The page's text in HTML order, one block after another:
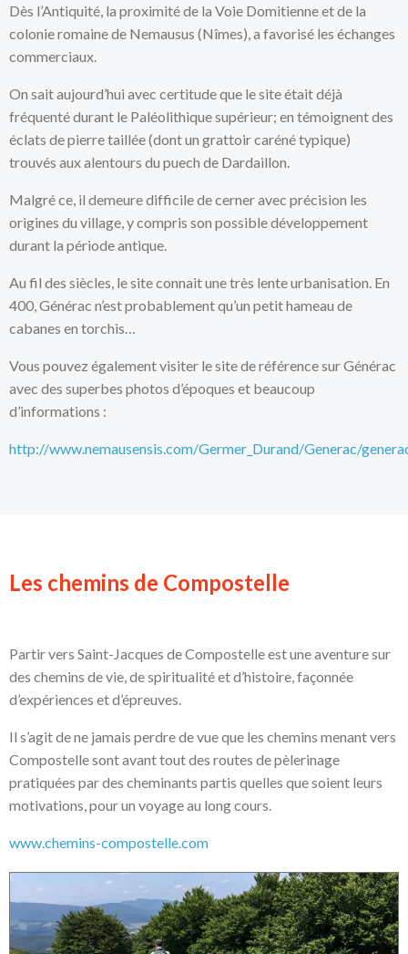
Dès l’Antiquité, la proximité de la Voie Domitienne et de la
colonie romaine de Nemausus (Nîmes), a favorisé les échanges
commerciaux.
On sait aujourd’hui avec certitude que le site était déjà
fréquenté durant le Paléolithique supérieur; en témoignent des
éclats de pierre taillée (dont un grattoir caréné typique)
trouvés aux alentours du puech de Dardaillon.
Malgré ce, il demeure difficile de cerner avec précision les
origines du village, y compris son possible développement
durant la période antique.
Au fil des siècles, le site connait une très lente urbanisation. En
400, Générac n’est probablement qu’un petit hameau de
cabanes en torchis…
Vous pouvez également visiter le site de référence sur Générac
avec des superbes photos d’époques et beaucoup
d’informations :
http://www.nemausensis.com/Germer_Durand/Generac/
Les chemins de Compostelle
Partir vers Saint-Jacques de Compostelle est une aventure sur
des chemins de vie, de spiritualité et d’histoire, façonnée
d’expériences et d’épreuves.
Il s’agit de ne jamais perdre de vue que les chemins menant vers
Compostelle sont avant tout des routes de pèlerinage
pratiquées par des cheminants partis quelles que soient leurs
motivations, pour un voyage au long cours.
www.chemins-compostelle.com